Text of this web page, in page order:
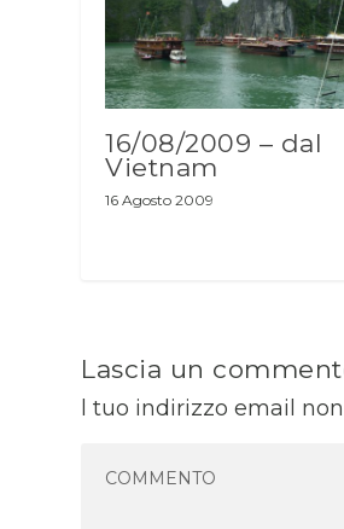
16/08/2009 – dal
Vietnam
16 Agosto 2009
Lascia un
l tuo indirizzo email